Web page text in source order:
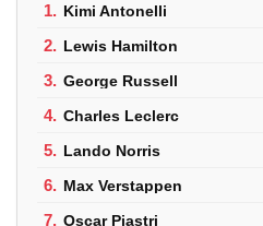
1. Kimi Antonelli
2. Lewis Hamilton
3. George Russell
4. Charles Leclerc
5. Lando Norris
6. Max Verstappen
7. Oscar Piastri